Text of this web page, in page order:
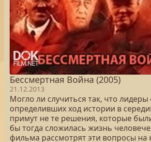
Бессмертная Война (2005)
21.12.2013
Могло ли случиться так, что лидеры
определивших ход истории в
примут не те решения, которые
бы тогда сложилась жизнь
фильма рассмотрят эти вопросы на